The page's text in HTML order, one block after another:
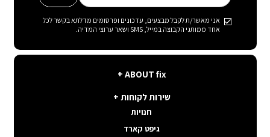
fix
ABOUT fix
קצת עלינו
תנאי שימוש באתר
קשרי משקיעים
לקוחות
שירות לקוחות
פה בשבילך
איפה ההזמנה שלי
חנויות
גיפט קארד
אני מאשר/ת לקבל מבצעים, עדכונים ופרסומים מדלתא בקשר לכל
אחד ממותגי הקבוצה במייל, SMS ושאר ערוצי המדיה.